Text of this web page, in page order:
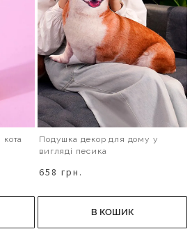
Подушка декор для дому у
вигляді песика
658 грн.
В КОШИК